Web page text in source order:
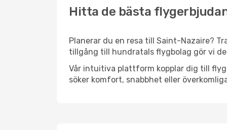
Hitta de bästa
Planerar du en resa till Saint-Nazaire?
tillgång till hundratals flygbolag gör vi
Vår intuitiva plattform kopplar dig till
söker komfort, snabbhet eller